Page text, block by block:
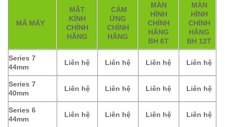
MÃ MÁY
MẶT
KÍNH
CHÍNH
HÃNG
CẢM
ỨNG
CHÍNH
HÃNG
MÀN
HÌNH
CHÍNH
HÃNG
BH 6T
MÀN
HÌNH
CHÍNH
HÃNG
BH 12T
Series 7
44mm
Liên hệ Liên hệ Liên hệ Liên hệ
Series 7
40mm
Liên hệ Liên hệ Liên hệ Liên hệ
Series 6
44mm
Liên hệ Liên hệ Liên hệ Liên hệ